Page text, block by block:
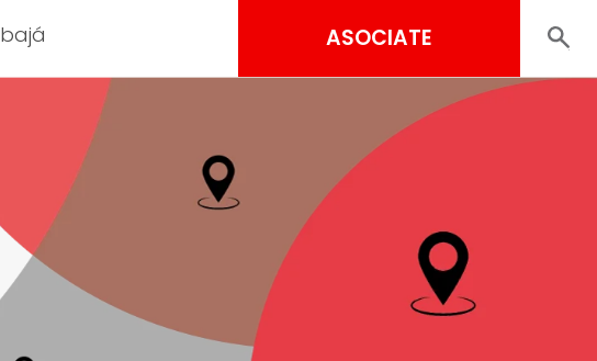
ASOCIATE